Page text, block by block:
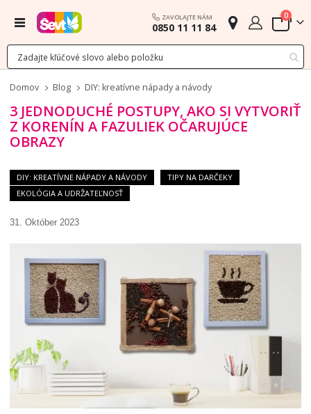
Menu ZAVOLAJTE NÁM
0850 11 11 84 Cart
0
Domov Blog DIY: kreatívne nápady a návody
3 JEDNODUCHÉ POSTUPY, AKO SI VYTVORIŤ
Z KORENÍN A FAZULIEK OČARUJÚCE
OBRAZY
DIY: KREATÍVNE NÁPADY A NÁVODY
TIPY NA DARČEKY
EKOLÓGIA A UDRŽATEĽNOSŤ
31. Október 2023